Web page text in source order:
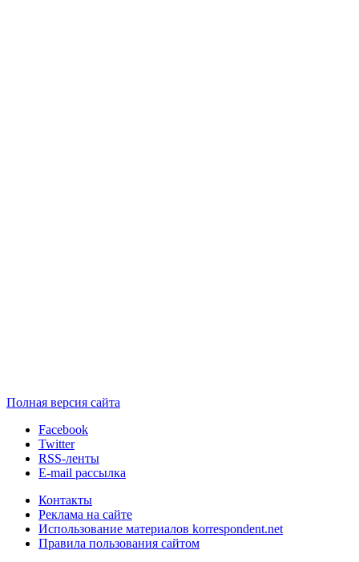
Полная версия сайта
Facebook
Twitter
RSS-ленты
E-mail рассылка
Контакты
Реклама на сайте
Использование материалов korrespondent.net
Правила пользования сайтом